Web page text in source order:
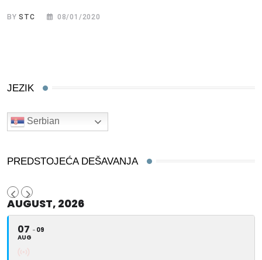
BYSTC 08/01/2020
JEZIK
Serbian
PREDSTOJEĆA DEŠAVANJA
AUGUST, 2026
07
AUG
09